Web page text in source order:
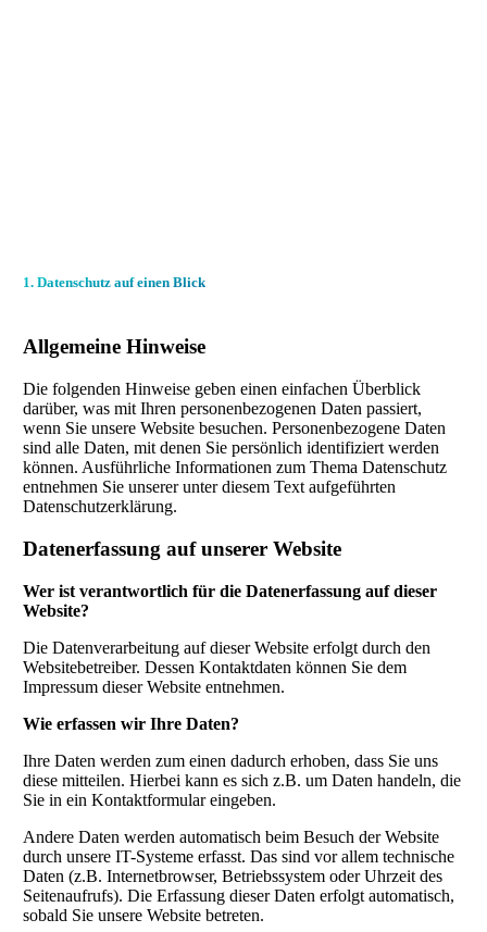
1. Datenschutz auf einen Blick
Allgemeine Hinweise
Die folgenden Hinweise geben einen einfachen Überblick
darüber, was mit Ihren personenbezogenen Daten passiert,
wenn Sie unsere Website besuchen. Personenbezogene Daten
sind alle Daten, mit denen Sie persönlich identifiziert werden
können. Ausführliche Informationen zum Thema Datenschutz
entnehmen Sie unserer unter diesem Text aufgeführten
Datenschutzerklärung.
Datenerfassung auf unserer Website
Wer ist verantwortlich für die Datenerfassung auf dieser
Website?
Die Datenverarbeitung auf dieser Website erfolgt durch den
Websitebetreiber. Dessen Kontaktdaten können Sie dem
Impressum dieser Website entnehmen.
Wie erfassen wir Ihre Daten?
Ihre Daten werden zum einen dadurch erhoben, dass Sie uns
diese mitteilen. Hierbei kann es sich z.B. um Daten handeln, die
Sie in ein Kontaktformular eingeben.
Andere Daten werden automatisch beim Besuch der Website
durch unsere IT-Systeme erfasst. Das sind vor allem technische
Daten (z.B. Internetbrowser, Betriebssystem oder Uhrzeit des
Seitenaufrufs). Die Erfassung dieser Daten erfolgt automatisch,
sobald Sie unsere Website betreten.